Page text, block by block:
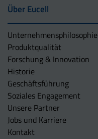
Über Eucell
Unternehmens­philosophie
Produktqualität
Forschung & Innovation
Historie
Geschäftsführung
Soziales Engagement
Unsere Partner
Jobs und Karriere
Kontakt